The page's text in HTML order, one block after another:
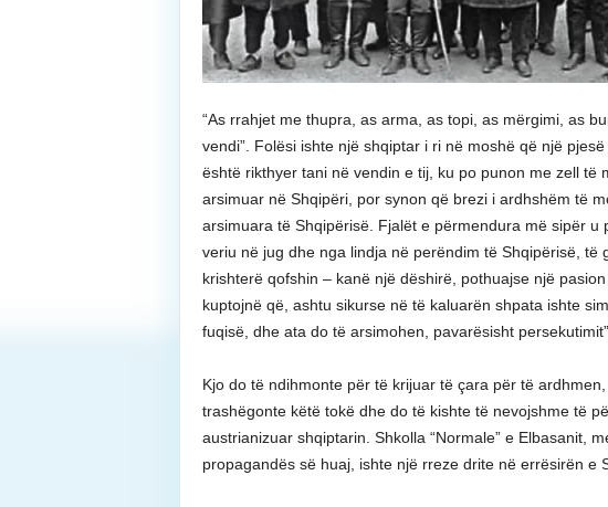
“As rrahjet me thupra, as arma, as topi, as mërgimi, as
vendi”. Folësi ishte një shqiptar i ri në moshë që një
është rikthyer tani në vendin e tij, ku po punon me zell të
arsimuar në Shqipëri, por synon që brezi i ardhshëm të
arsimuara të Shqipërisë. Fjalët e përmendura më sipër u
veriu në jug dhe nga lindja në perëndim të Shqipërisë, të
krishterë qofshin – kanë një dëshirë, pothuajse një
kuptojnë që, ashtu sikurse në të kaluarën shpata ishte
fuqisë, dhe ata do të arsimohen, pavarësisht persekutimit”.
Kjo do të ndihmonte për të krijuar të çara për të
trashëgonte këtë tokë dhe do të kishte të nevojshme të
austrianizuar shqiptarin. Shkolla “Normale” e Elbasanit,
propagandës së huaj, ishte një rreze drite në errësirën e